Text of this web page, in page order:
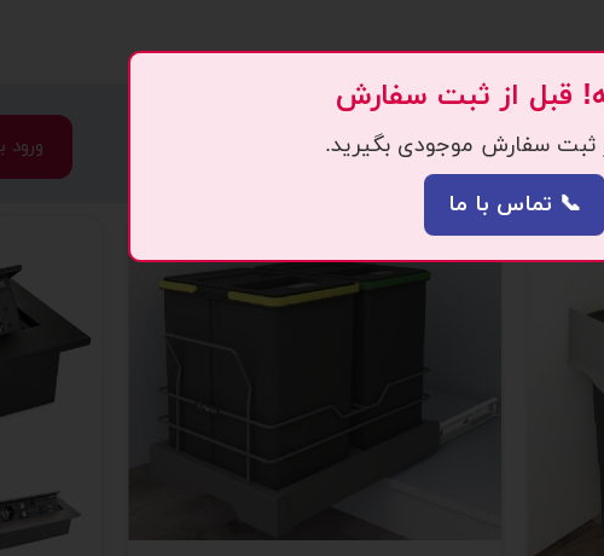
ورود
قبل از ثبت سفارش
ثبت سفارش موجودی بگیرید.
📞 تماس با ما